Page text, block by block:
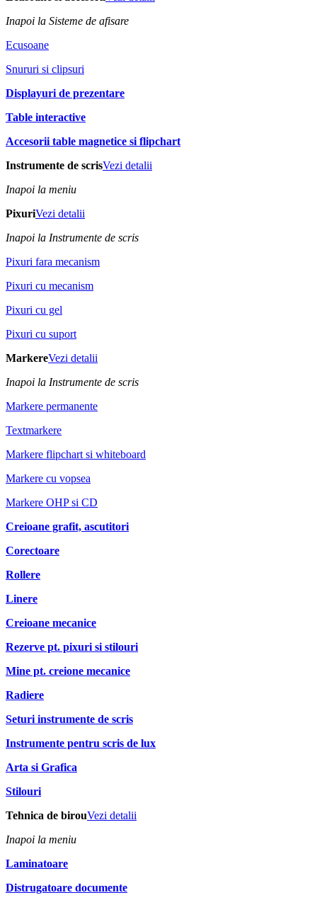
Inapoi la Sisteme de afisare
Ecusoane
Snururi si clipsuri
Displayuri de prezentare
Table interactive
Accesorii table magnetice si flipchart
Instrumente de scrisVezi detalii
Inapoi la meniu
PixuriVezi detalii
Inapoi la Instrumente de scris
Pixuri fara mecanism
Pixuri cu mecanism
Pixuri cu gel
Pixuri cu suport
MarkereVezi detalii
Inapoi la Instrumente de scris
Markere permanente
Textmarkere
Markere flipchart si whiteboard
Markere cu vopsea
Markere OHP si CD
Creioane grafit, ascutitori
Corectoare
Rollere
Linere
Creioane mecanice
Rezerve pt. pixuri si stilouri
Mine pt. creione mecanice
Radiere
Seturi instrumente de scris
Instrumente pentru scris de lux
Arta si Grafica
Stilouri
Tehnica de birouVezi detalii
Inapoi la meniu
Laminatoare
Distrugatoare documente